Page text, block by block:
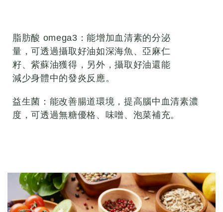
脂肪酸 omega3：能增加血清素的分泌
量，可透過攝取好油如深海魚、亞麻仁
籽、紫蘇油獲得，另外，攝取好油還能
減少身體中的發炎反應。
益生菌：能改善腸道環境，提高腦中血清素濃
度，可透過無糖優格、味噌、泡菜補充。